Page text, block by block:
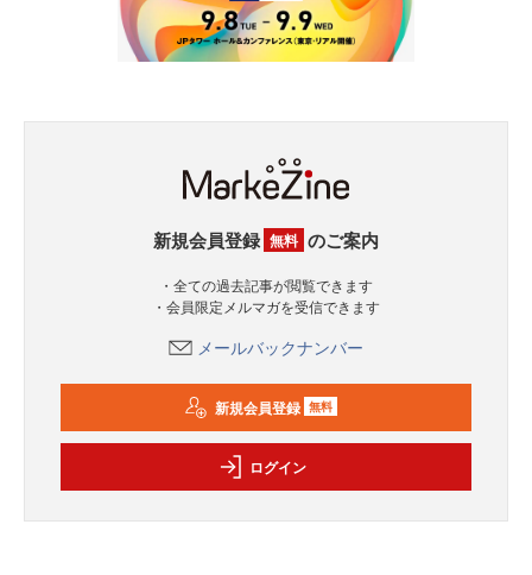
新規会員登録 無料 のご案内
・全ての過去記事が閲覧できます
・会員限定メルマガを受信できます
メールバックナンバー
新規会員登録 無料
ログイン